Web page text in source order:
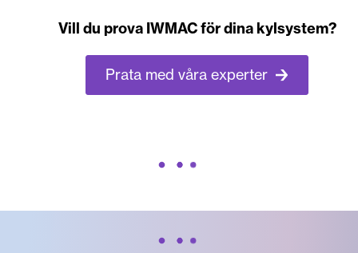
Vill du prova IWMAC för dina kylsystem?
Prata med våra experter